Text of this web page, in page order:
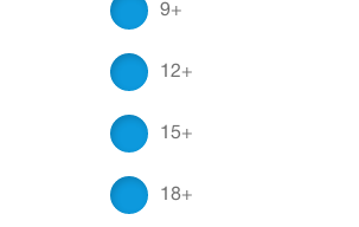
9+
12+
15+
18+